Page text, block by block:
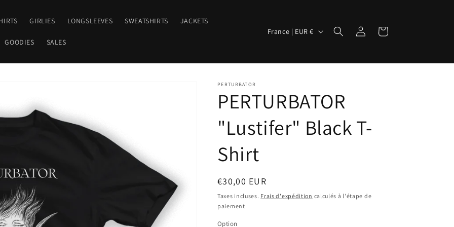
GIRLIES LONGSLEEVES SWEATSHIRTS JACKETS
GOODIES SALES
y
/
r
é
g
n
France | EUR € Connexion Panier
PERTURBATOR
PERTURBATOR
"Lustifer" Black T-
Shirt
Prix
habituel
€30,00 EUR
Taxes incluses. Frais d'expédition calculés à l'étape de
paiement.
Option